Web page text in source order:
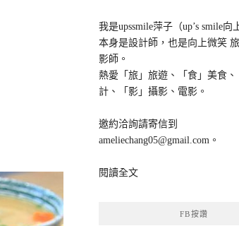
我是upssmile萍子（up’s smile向
本身是設計師，也是向上微笑
影師。
熱愛「旅」旅遊、「食」美食
計、「影」攝影、電影。
邀約洽詢請寄信到
ameliechang05@gmail.com。
閱讀全文
FB按讚